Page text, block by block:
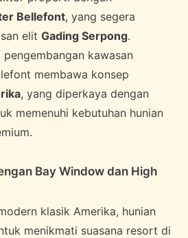
Bellefont, yang segera
elit Gading Serpong.
kawasan
membawa konsep
, yang diperkaya dengan
memenuhi kebutuhan hunian
Bay Window dan High
klasik Amerika, hunian
menikmati suasana resort di